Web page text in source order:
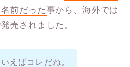
前だった事から、海外では
売されました。
えばコレだね。